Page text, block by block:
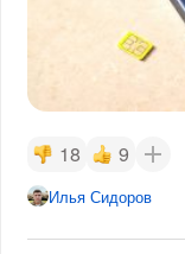
18 9
Илья Сидоров